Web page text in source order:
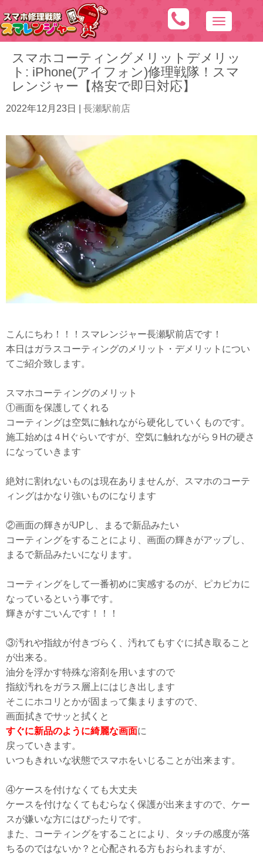
N
a
v
i
i
n
スマホコーティングメリットデメリッ
ト: iPhone(アイフォン)修理戦隊！スマ
レンジャー【格安で即日対応】
2022年12月23日 長瀬駅前店
こんにちわ！！！スマレンジャー長瀬駅前店です！
本日はガラスコーティングのメリット・デメリットについ
てご紹介致します。
スマホコーティングのメリット
①画面を保護してくれる
コーティングは空気に触れながら硬化していくものです。
施工始めは４Hぐらいですが、空気に触れながら９Hの硬さ
になっていきます
絶対に割れないものは現在ありませんが、スマホのコーテ
ィングはかなり強いものになります
②画面の輝きがUPし、まるで新品みたい
コーティングをすることにより、画面の輝きがアップし、
まるで新品みたいになります。
コーティングをして一番初めに実感するのが、ピカピカに
なっているという事です。
輝きがすごいんです！！！
③汚れや指紋が付きづらく、汚れてもすぐに拭き取ること
が出来る。
油分を浮かす特殊な溶剤を用いますので
指紋汚れをガラス層上にはじき出します
そこにホコリとかが固まって集まりますので、
画面拭きでサッと拭くと
すぐに新品のように綺麗な画面に
戻っていきます。
いつもきれいな状態でスマホをいじることが出来ます。
④ケースを付けなくても大丈夫
ケースを付けなくてもむらなく保護が出来ますので、ケー
スが嫌いな方にはぴったりです。
また、コーティングをすることにより、タッチの感度が落
ちるのではないか？と心配される方もおられますが、